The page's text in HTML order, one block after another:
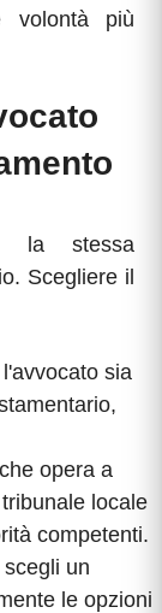
più
la stessa
Scegliere il
sia
opera a
locale
competenti.
scegli un
le opzioni